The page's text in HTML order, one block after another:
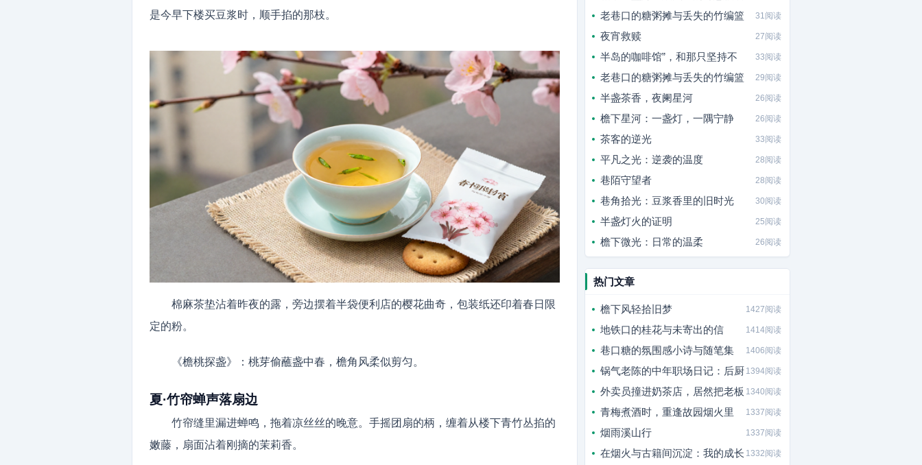
是今早下楼买豆浆时，顺手掐的那枝。
棉麻茶垫沾着昨夜的露，旁边摆着半袋便利店的樱花曲奇，包装纸还印着春日限
定的粉。
《檐桃探盏》：桃芽偷蘸盏中春，檐角风柔似剪匀。
夏·竹帘蝉声落扇边
竹帘缝里漏进蝉鸣，拖着凉丝丝的晚意。手摇团扇的柄，缠着从楼下青竹丛掐的
嫩藤，扇面沾着刚摘的茉莉香。
老巷口的糖粥摊与丢失的竹编篮 31阅读
夜宵救赎 27阅读
半岛的咖啡馆”，和那只坚持不 33阅读
老巷口的糖粥摊与丢失的竹编篮 29阅读
半盏茶香，夜阑星河 26阅读
檐下星河：一盏灯，一隅宁静 26阅读
茶客的逆光 33阅读
平凡之光：逆袭的温度 28阅读
巷陌守望者 28阅读
巷角拾光：豆浆香里的旧时光 30阅读
半盏灯火的证明 25阅读
檐下微光：日常的温柔 26阅读
热门文章
檐下风轻拾旧梦 1427阅读
地铁口的桂花与未寄出的信 1414阅读
巷口糖的氛围感小诗与随笔集 1406阅读
锅气老陈的中年职场日记：后厨 1394阅读
外卖员撞进奶茶店，居然把老板 1340阅读
青梅煮酒时，重逢故园烟火里 1337阅读
烟雨溪山行 1337阅读
在烟火与古籍间沉淀：我的成长 1332阅读